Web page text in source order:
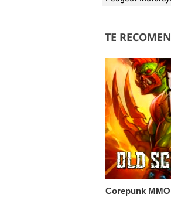
TE
Corepunk